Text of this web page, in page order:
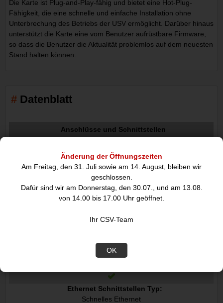
Änderung der Öffnungszeiten
Am Freitag, den 31. Juli sowie am 14. August, bleiben wir
geschlossen.
Dafür sind wir am Donnerstag, den 30.07., und am 13.08.
von 14.00 bis 17.00 Uhr geöffnet.
Ihr CSV-Team
OK
Die Karte ist Plug-and-Play-fähig und bietet eine Hot-Plug-
Fähigkeit, die eine schnelle und einfache Installation ohne
Unterbrechung des Betriebs der USV ermöglicht. Darüber hinaus
unterstützt die Karte eine vom Benutzer aufrüstbare Firmware,
so dass die Benutzer die Aktualität problemlos auf dem neuesten
Stand halten können.
Datenblatt
Anschlüsse und Schnittstellen
Kabelgebunden
Schnittstelle:
Ethernet
Anzahl Ethernet-LAN-Anschlüsse RJ-45:
1
Maximale Datenübertragungsrate:
Netzstandard:
IEEE 802.3, IEEE 802.3u
Ethernet Schnittstellen Typ:
Schnelles Ethernet